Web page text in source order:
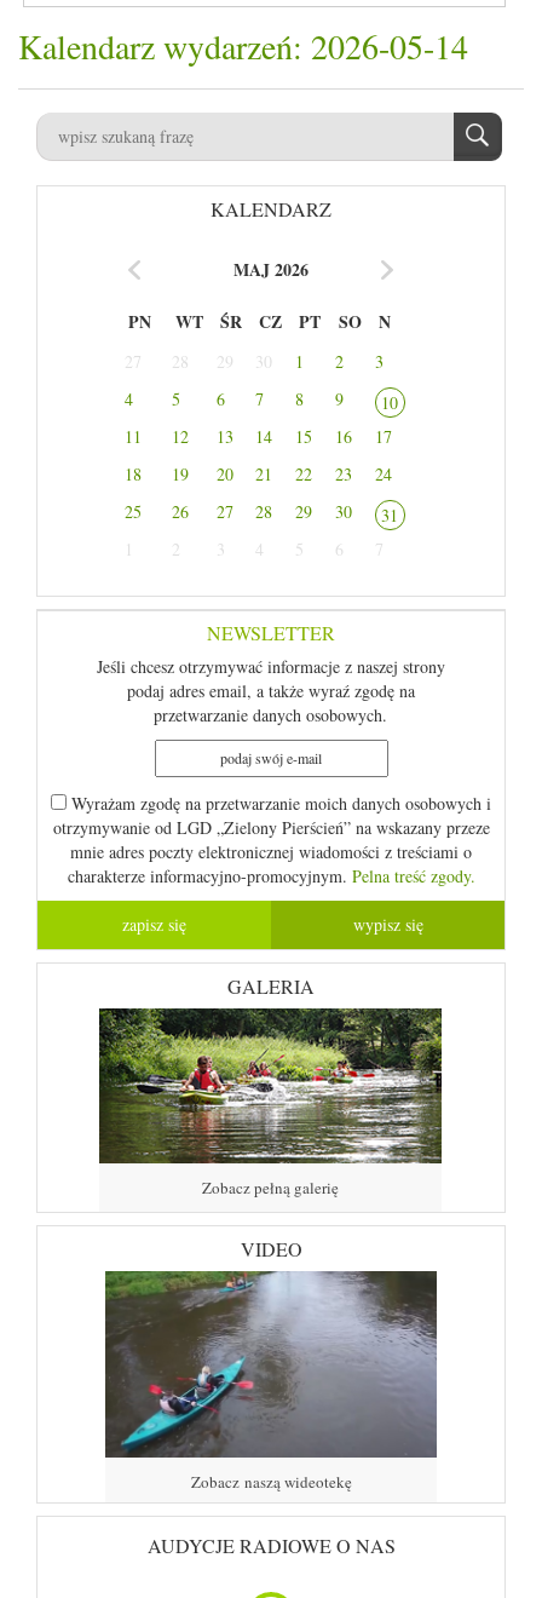
Kalendarz wydarzeń: 2026-05-14
KALENDARZ
MAJ 2026
PN WT ŚR CZ PT SO N
27 28 29 30 1 2
3
4
5 6 7 8 9
10
11
12 13 14 15 16
17
18
19 20 21 22 23
24
25
26 27 28 29 30
31
1
2 3 4 5 6 7
NEWSLETTER
Jeśli chcesz otrzymywać informacje z naszej strony
podaj adres email, a także wyraź zgodę na
przetwarzanie danych osobowych.
Wyrażam zgodę na przetwarzanie moich danych osobowych i
otrzymywanie od LGD „Zielony Pierścień” na wskazany przeze
mnie adres poczty elektronicznej wiadomości z treściami o
charakterze informacyjno-promocyjnym. Pelna treść zgody.
GALERIA
Zobacz pełną galerię
VIDEO
Zobacz naszą wideotekę
AUDYCJE RADIOWE O NAS